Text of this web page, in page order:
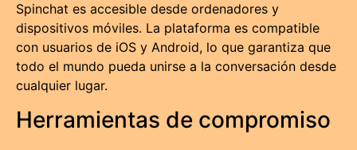
Spinchat es accesible desde ordenadores y
dispositivos móviles. La plataforma es compatible
con usuarios de iOS y Android, lo que garantiza que
todo el mundo pueda unirse a la conversación desde
cualquier lugar.
Herramientas de compromiso